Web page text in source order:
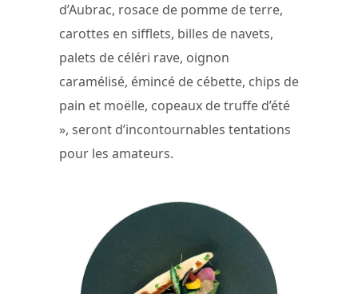
d’Aubrac, rosace de pomme de terre,
carottes en sifflets, billes de navets,
palets de céléri rave, oignon
caramélisé, émincé de cébette, chips de
pain et moëlle, copeaux de truffe d’été
», seront d’incontournables tentations
pour les amateurs.